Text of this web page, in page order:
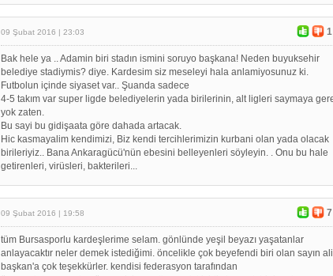
09 Şubat 2016 | 23:03 1
Bak hele ya .. Adamin biri stadın ismini soruyo başkana! Neden buyuksehir
belediye stadiymis? diye. Kardesim siz meseleyi hala anlamiyosunuz ki.
Futbolun içinde siyaset var.. Şuanda sadece
4-5 takım var super ligde belediyelerin yada birilerinin, alt ligleri saymaya
yok zaten.
Bu sayi bu gidişaata göre dahada artacak.
Hic kasmayalim kendimizi, Biz kendi tercihlerimizin kurbani olan yada olacak
birileriyiz.. Bana Ankaragücü'nün ebesini belleyenleri söyleyin. . Onu bu hale
getirenleri, virüsleri, bakterileri...
09 Şubat 2016 | 19:58 7
tüm Bursasporlu kardeşlerime selam. gönlünde yeşil beyazı yaşatanlar
anlayacaktır neler demek istediğimi. öncelikle çok beyefendi biri olan sayın
başkan'a çok teşekkürler. kendisi federasyon tarafından